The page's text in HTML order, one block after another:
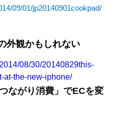
09/01/jp20140901cookpad/
外観かもしれない
08/30/20140829this-
at-the-new-iphone/
ながり消費」でECを変